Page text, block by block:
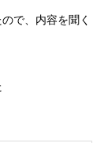
で、内容を聞く